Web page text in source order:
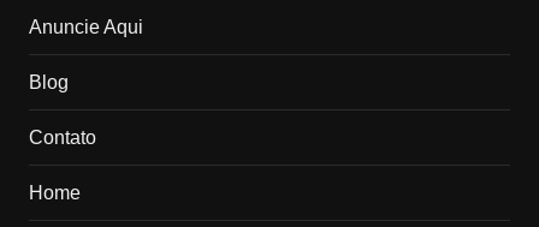
Anuncie Aqui
Blog
Contato
Home